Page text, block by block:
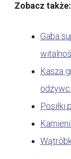
Zobacz także:
Gaba
Kasza
Posiłki